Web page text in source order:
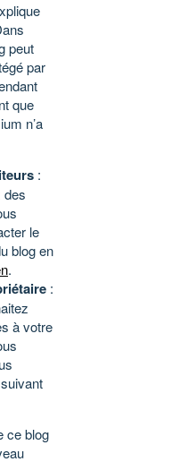
peut
par
que
n’a
:
des
le
blog en
.
:
à votre
ce blog